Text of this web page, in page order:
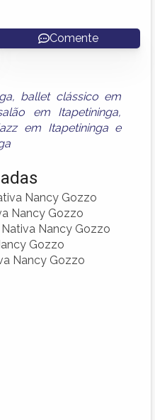
Comente
, ballet clássico em
em Itapetininga,
em Itapetiningae
Nancy Gozzo
Nancy Gozzo
Nancy Gozzo
Gozzo
Nancy Gozzo